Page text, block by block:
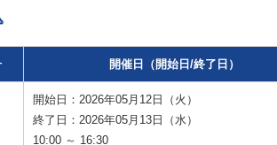
開催日（開始日/終了日）
開始日：2026年05月12日（火）
終了日：2026年05月13日（水）
10:00 ～ 16:30